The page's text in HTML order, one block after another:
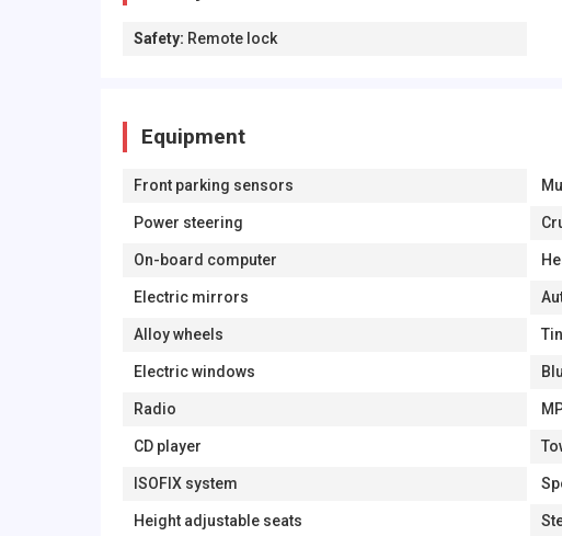
Safety: Remote lock
Equipment
Front parking sensors
Power steering
On-board computer
Electric mirrors
Alloy wheels
Electric windows
Radio
CD player
ISOFIX system
Height adjustable seats